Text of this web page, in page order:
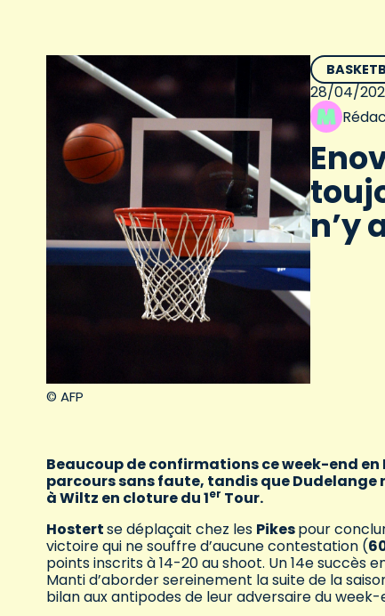
© AFP
28/04/
n’y
Beaucoup de confirmations ce week-end
parcours sans faute, tandis que Dudelange
à Wiltz en cloture du 1er Tour.
Hostertse déplaçait chez les Pikespour
victoire qui ne souffre d’aucune contestation (
points inscrits à 14-20 au shoot. Un 14e
Manti d’aborder sereinement la suite de la
bilan aux antipodes de leur adversaire du